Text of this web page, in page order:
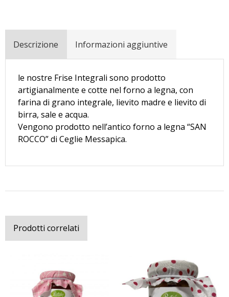
Descrizione Informazioni aggiuntive
le nostre Frise Integrali sono prodotto
artigianalmente e cotte nel forno a legna, con
farina di grano integrale, lievito madre e lievito di
birra, sale e acqua.
Vengono prodotto nell’antico forno a legna “SAN
ROCCO” di Ceglie Messapica.
Prodotti correlati